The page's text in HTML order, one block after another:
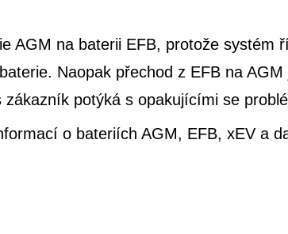
AGM na baterii EFB, protože systém
Naopak přechod z EFB na
potýká s opakujícími se
o bateriích AGM, EFB, xEV a